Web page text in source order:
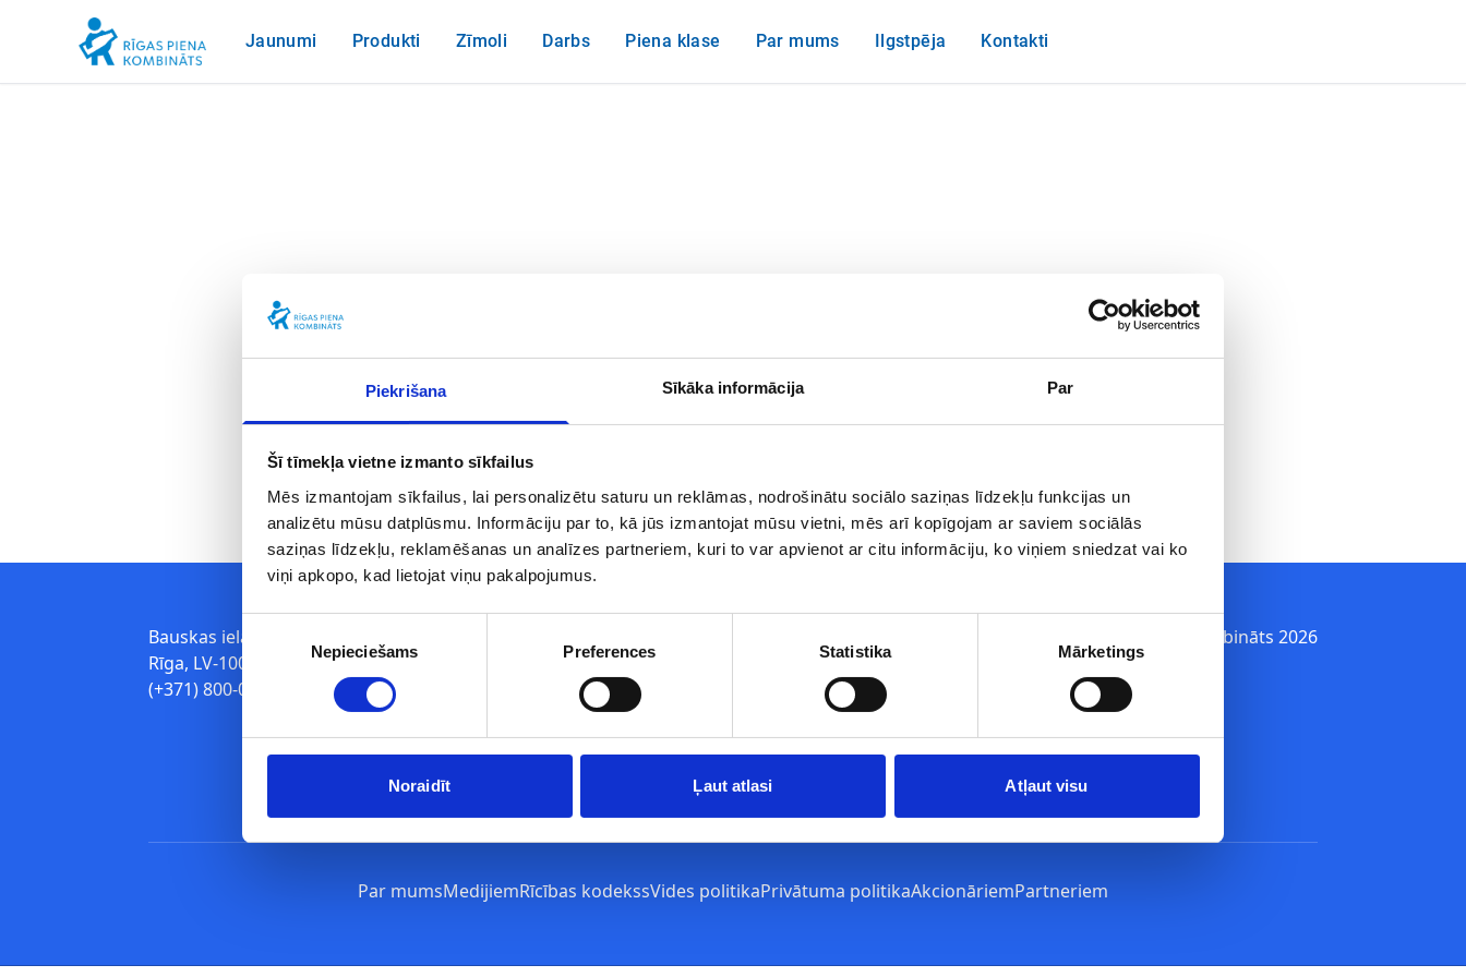
Piekrišana Sīkāka informācija Par
Šī tīmekļa vietne izmanto sīkfailus
Mēs izmantojam sīkfailus, lai personalizētu saturu un reklāmas, nodrošinātu sociālo saziņas līdzekļu funkcijas un
analizētu mūsu datplūsmu. Informāciju par to, kā jūs izmantojat mūsu vietni, mēs arī kopīgojam ar saviem sociālās
saziņas līdzekļu, reklamēšanas un analīzes partneriem, kuri to var apvienot ar citu informāciju, ko viņiem sniedzat vai ko
viņi apkopo, kad lietojat viņu pakalpojumus.
Nepieciešams Preferences Statistika Mārketings
Noraidīt Ļaut atlasi Atļaut visu
Jaunumi Produkti Zīmoli Darbs Piena klase Par mums Ilgstpēja Kontakti
Bauskas iela 180,
Rīga, LV-1004, Latvija
(+371) 800-01-110
© Rīgas piena kombināts 2026
Par mumsMedijiemRīcības kodekssVides politikaPrivātuma politikaAkcionāriemPartneriem